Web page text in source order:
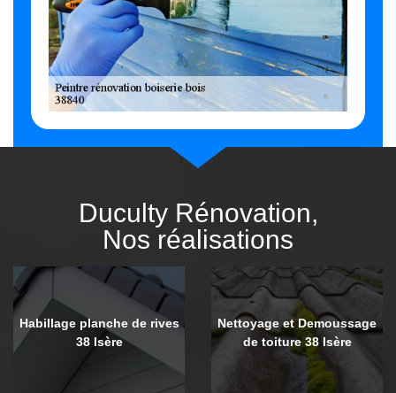
Duculty Rénovation,
Nos réalisations
Habillage planche de rives
38 Isère
Nettoyage et Demoussage
de toiture 38 Isère